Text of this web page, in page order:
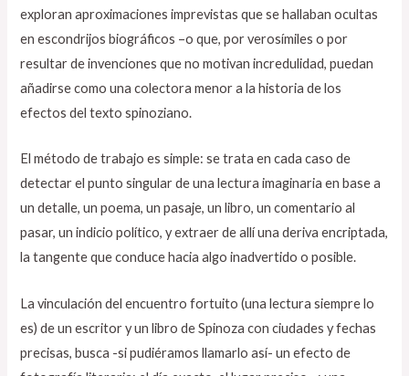
exploran aproximaciones imprevistas que se hallaban ocultas
en escondrijos biográficos –o que, por verosímiles o por
resultar de invenciones que no motivan incredulidad, puedan
añadirse como una colectora menor a la historia de los
efectos del texto spinoziano.
El método de trabajo es simple: se trata en cada caso de
detectar el punto singular de una lectura imaginaria en base a
un detalle, un poema, un pasaje, un libro, un comentario al
pasar, un indicio político, y extraer de allí una deriva encriptada,
la tangente que conduce hacia algo inadvertido o posible.
La vinculación del encuentro fortuito (una lectura siempre lo
es) de un escritor y un libro de Spinoza con ciudades y fechas
precisas, busca -si pudiéramos llamarlo así- un efecto de